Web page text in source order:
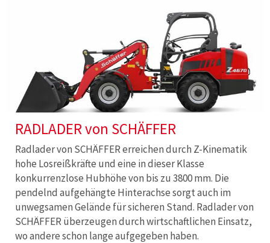
RADLADER von SCHÄFFER
Radlader von SCHÄFFER erreichen durch Z-Kinematik
hohe Losreißkräfte und eine in dieser Klasse
konkurrenzlose Hubhöhe von bis zu 3800 mm. Die
pendelnd aufgehängte Hinterachse sorgt auch im
unwegsamen Gelände für sicheren Stand. Radlader von
SCHÄFFER überzeugen durch wirtschaftlichen Einsatz,
wo andere schon lange aufgegeben haben.